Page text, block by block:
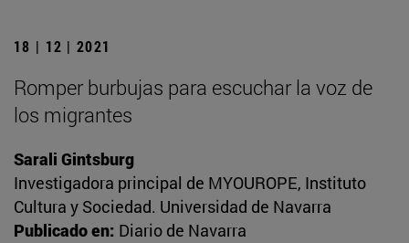
18 | 12 | 2021
Romper burbujas para escuchar la voz de
los migrantes
Sarali Gintsburg
Investigadora principal de MYOUROPE, Instituto
Cultura y Sociedad. Universidad de Navarra
Publicado en: Diario de Navarra